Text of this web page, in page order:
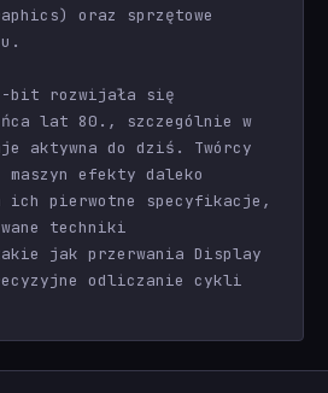
oraz sprzętowe
bit rozwijała się
lat 80., szczególnie w
aktywna do dziś. Twórcy
maszyn efekty daleko
ich pierwotne specyfikacje,
techniki
jak przerwania Display
odliczanie cykli